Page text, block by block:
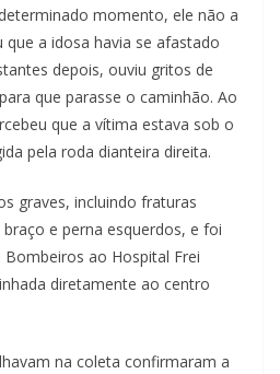
momento, ele não a
a idosa havia se afastado
depois, ouviu gritos de
que parasse o caminhão. Ao
que a vítima estava sob o
pela roda dianteira direita.
graves, incluindo fraturas
e perna esquerdos, e foi
ao Hospital Frei
diretamente ao centro
na coleta confirmaram a